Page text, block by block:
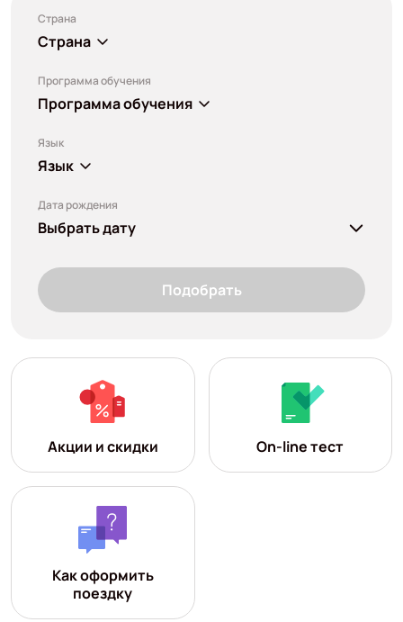
Страна
Страна
Программа обучения
Программа обучения
Язык
Язык
Дата рождения
Выбрать дату
Подобрать
Акции и скидки On-line тест
Как оформить
поездку